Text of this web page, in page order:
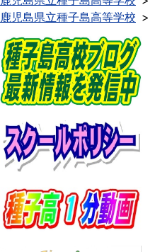
鹿児島県立種子島高等学校